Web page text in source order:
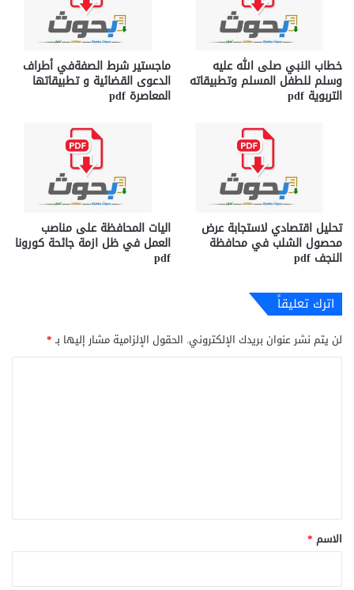
خطاب النبي صلى الله عليه
وسلم للطفل المسلم وتطبيقاته
التربوية pdf
ماجستير شرط الصفةفي أطراف
الدعوى القضائية و تطبيقاتها
المعاصرة pdf
تحليل اقتصادي لاستجابة عرض
محصول الشلب في محافظة
النجف pdf
اليات المحافظة على مناصب
العمل في ظل ازمة جائحة كورونا
pdf
اترك تعليقاً
لن يتم نشر عنوان بريدك الإلكتروني. الحقول الإلزامية مشار إليها بـ*
*
الاسم *